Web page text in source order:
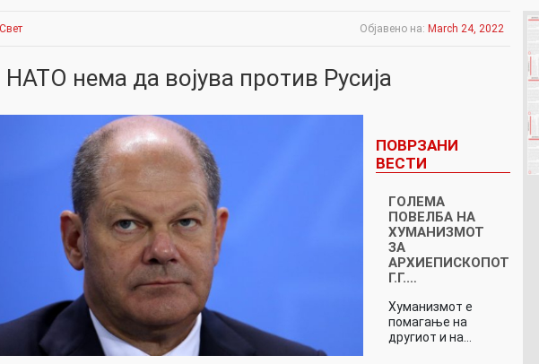
Свет Објавено на: March 24, 2022
нема да војува против Русија
ПОВРЗАНИ
ВЕСТИ
ГОЛЕМА
ПОВЕЛБА НА
ХУМАНИЗМОТ
ЗА
АРХИЕПИСКОПОТ
Г.Г.…
Хуманизмот е
помагање на
другиот и на…